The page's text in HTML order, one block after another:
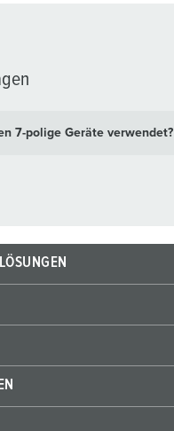
7-polige Geräte verwendet?